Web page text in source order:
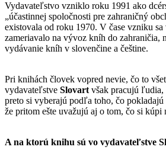
Vydavateľstvo vzniklo roku 1991 ako
„účastinnej spoločnosti pre zahraničný
existovala od roku 1970. V čase vzniku
zameriavalo na vývoz kníh do zahraničia,
vydávanie kníh v slovenčine a češtine.
Pri knihách človek vopred nevie, čo to
vydavateľstve Slovart však pracujú
preto si vyberajú podľa toho, čo pokladajú
že pritom ešte uvažujú aj o tom, čo si kúpi
A na ktorú knihu sú vo vydavateľstve